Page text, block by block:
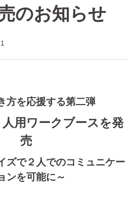
のお知らせ
方を応援する第二弾
用ワークブースを発
売
ズで２人でのコミュニケー
ンを可能に～